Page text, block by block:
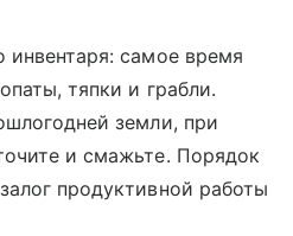
инвентаря: самое время
тяпки и грабли.
земли, при
и смажьте. Порядок
продуктивной работы